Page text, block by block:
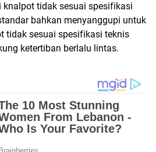
tidak sesuai spesifikasi
bahkan menyanggupi untuk
tidak sesuai spesifikasi teknis
ketertiban berlalu lintas.